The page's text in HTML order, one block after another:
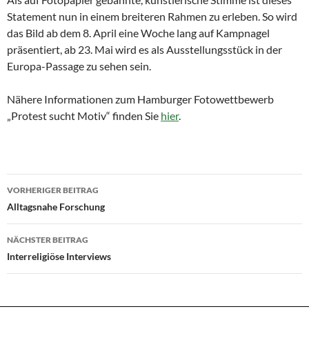
Statement nun in einem breiteren Rahmen zu erleben. So wird
das Bild ab dem 8. April eine Woche lang auf Kampnagel
präsentiert, ab 23. Mai wird es als Ausstellungsstück in der
Europa-Passage zu sehen sein.
Nähere Informationen zum Hamburger Fotowettbewerb
„Protest sucht Motiv“ finden Sie hier.
Beitragsnavigation
VORHERIGER BEITRAG
Alltagsnahe Forschung
NÄCHSTER BEITRAG
Interreligiöse Interviews